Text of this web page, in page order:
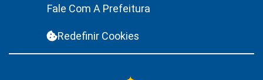
Fale Com A Prefeitura
Redefinir Cookies